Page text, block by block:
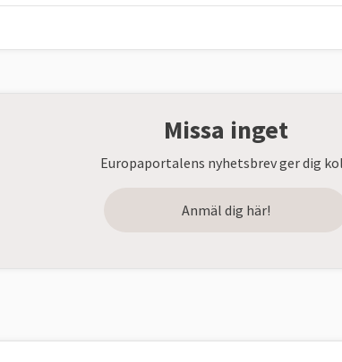
Missa inget
Europaportalens nyhetsbrev ger dig
Anmäl dig här!